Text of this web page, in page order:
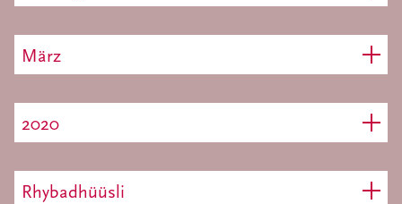
März
2020
Rhybadhüüsli